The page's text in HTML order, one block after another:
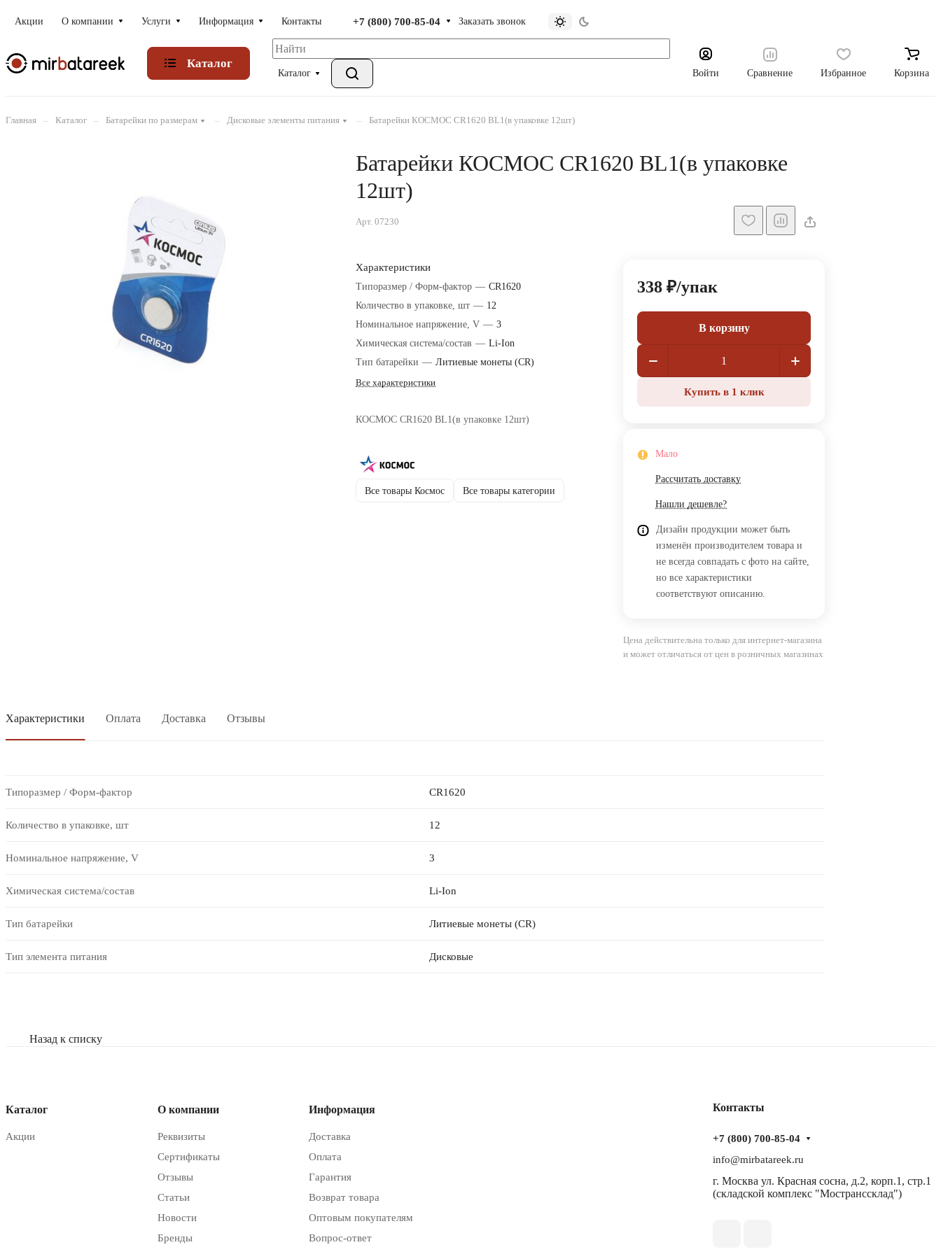
Акции О компании Услуги Информация Контакты +7 (800) 700-85-04 Заказать звонок
Каталог
Каталог Войти Сравнение Избранное Корзина
Главная – Каталог – Батарейки по размерам – Дисковые элементы питания – Батарейки КОСМОС CR1620 BL1(в упаковке 12шт)
Батарейки КОСМОС CR1620 BL1(в упаковке
12шт)
Арт.07230
Характеристики
Типоразмер / Форм-фактор — CR1620
Количество в упаковке, шт — 12
Номинальное напряжение, V — 3
Химическая система/состав — Li-Ion
Тип батарейки — Литиевые монеты (CR)
Все характеристики
КОСМОС CR1620 BL1(в упаковке 12шт)
Все товары Космос Все товары категории
338 ₽/упак
В корзину
Купить в 1 клик
Мало
Рассчитать доставку
Нашли дешевле?
Дизайн продукции может быть
изменён производителем товара и
не всегда совпадать с фото на сайте,
но все характеристики
соответствуют описанию.
Цена действительна только для интернет-магазина
и может отличаться от цен в розничных магазинах
Характеристики Оплата Доставка Отзывы
Типоразмер / Форм-фактор CR1620
Количество в упаковке, шт 12
Номинальное напряжение, V 3
Химическая система/состав Li-Ion
Тип батарейки Литиевые монеты (CR)
Тип элемента питания Дисковые
Назад к списку
Каталог
Акции
О компании
Реквизиты
Сертификаты
Отзывы
Статьи
Новости
Бренды
Информация
Доставка
Оплата
Гарантия
Возврат товара
Оптовым покупателям
Вопрос-ответ
Контакты
+7 (800) 700-85-04
info@mirbatareek.ru
г. Москва ул. Красная сосна, д.2, корп.1, стр.1
(складской комплекс "Мостранссклад")